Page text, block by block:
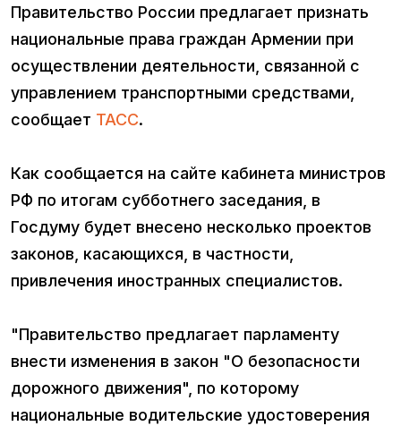
Правительство России предлагает признать
национальные права граждан Армении при
осуществлении деятельности, связанной с
управлением транспортными средствами,
сообщает ТАСС.
Как сообщается на сайте кабинета министров
РФ по итогам субботнего заседания, в
Госдуму будет внесено несколько проектов
законов, касающихся, в частности,
привлечения иностранных специалистов.
"Правительство предлагает парламенту
внести изменения в закон "О безопасности
дорожного движения", по которому
национальные водительские удостоверения